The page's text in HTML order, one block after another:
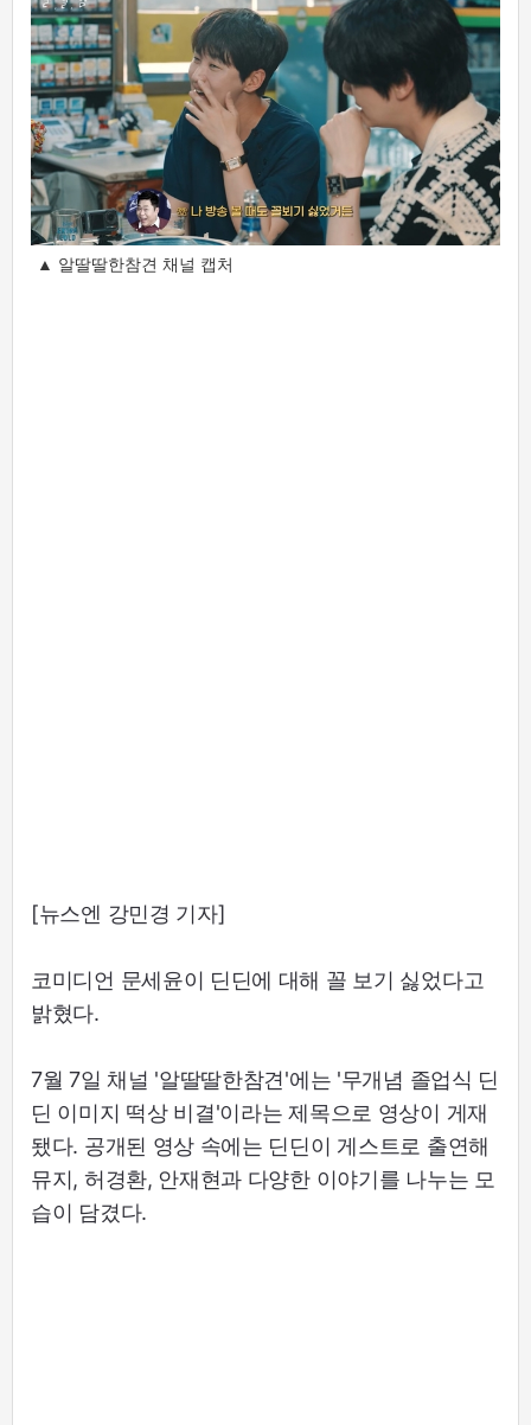
▲ 알딸딸한참견 채널 캡처
[뉴스엔 강민경 기자]
코미디언 문세윤이 딘딘에 대해 꼴 보기 싫었다고
밝혔다.
7월 7일 채널 '알딸딸한참견'에는 '무개념 졸업식 딘
딘 이미지 떡상 비결'이라는 제목으로 영상이 게재
됐다. 공개된 영상 속에는 딘딘이 게스트로 출연해
뮤지, 허경환, 안재현과 다양한 이야기를 나누는 모
습이 담겼다.